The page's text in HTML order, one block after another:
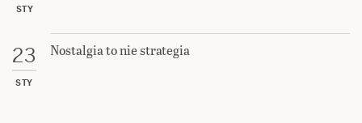
STY
23
STY
Nostalgia to nie strategia